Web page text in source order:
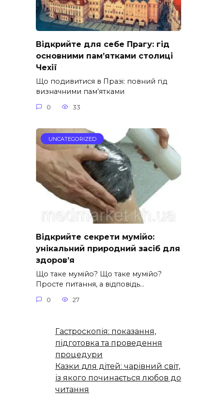
Відкрийте для себе Прагу: гід
основними пам’ятками столиці
Чехії
Що подивитися в Празі: повний гід
визначними пам’ятками
0 33
UNCATEGORIZED
Відкрийте секрети мумійо:
унікальний природний засіб для
здоров’я
Що таке мумійо? Що таке мумійо?
Просте питання, а відповідь…
0 27
Гастроскопія: показання,
підготовка та проведення
процедури
Казки для дітей: чарівний світ,
із якого починається любов до
читання